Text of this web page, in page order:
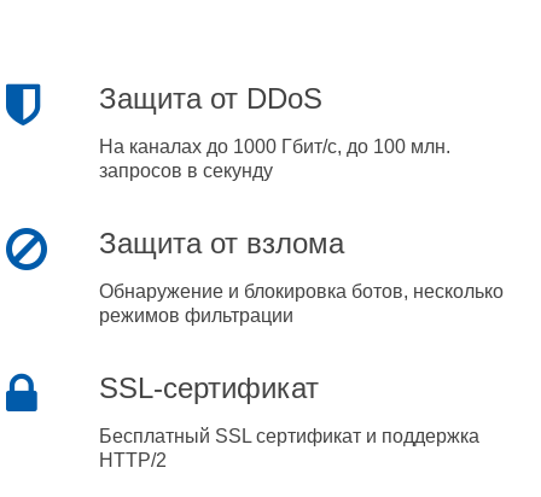
Защита от DDoS
На каналах до 1000 Гбит/с, до 100 млн.
запросов в секунду
Защита от взлома
Обнаружение и блокировка ботов, несколько
режимов фильтрации
SSL-сертификат
Бесплатный SSL сертификат и поддержка
HTTP/2